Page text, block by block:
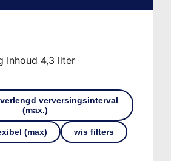
Inhoud 4,3 liter
verversingsinterval
(max.)
(max) wis filters